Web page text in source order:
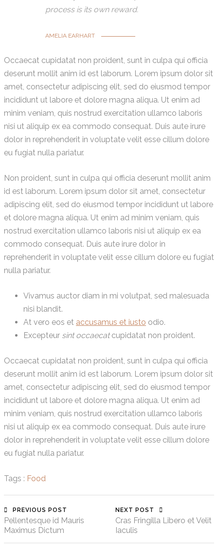
process is its own reward.
AMELIA EARHART
Occaecat cupidatat non proident, sunt in culpa qui officia
deserunt mollit anim id est laborum. Lorem ipsum dolor sit
amet, consectetur adipiscing elit, sed do eiusmod tempor
incididunt ut labore et dolore magna aliqua. Ut enim ad
minim veniam, quis nostrud exercitation ullamco laboris
nisi ut aliquip ex ea commodo consequat. Duis aute irure
dolor in reprehenderit in voluptate velit esse cillum dolore
eu fugiat nulla pariatur.
Non proident, sunt in culpa qui officia deserunt mollit anim
id est laborum. Lorem ipsum dolor sit amet, consectetur
adipiscing elit, sed do eiusmod tempor incididunt ut labore
et dolore magna aliqua. Ut enim ad minim veniam, quis
nostrud exercitation ullamco laboris nisi ut aliquip ex ea
commodo consequat. Duis aute irure dolor in
reprehenderit in voluptate velit esse cillum dolore eu fugiat
nulla pariatur.
Vivamus auctor diam in mi volutpat, sed malesuada
nisi blandit.
At vero eos et accusamus et iusto odio.
Excepteur sint occaecatcupidatat non proident.
Occaecat cupidatat non proident, sunt in culpa qui officia
deserunt mollit anim id est laborum. Lorem ipsum dolor sit
amet, consectetur adipiscing elit, sed do eiusmod tempor
incididunt ut labore et dolore magna aliqua. Ut enim ad
minim veniam, quis nostrud exercitation ullamco laboris
nisi ut aliquip ex ea commodo consequat. Duis aute irure
dolor in reprehenderit in voluptate velit esse cillum dolore
eu fugiat nulla pariatur.
Tags : Food
PREVIOUS POST
Pellentesque id Mauris
Maximus Dictum
NEXT POST
Cras Fringilla Libero et Velit
Iaculis